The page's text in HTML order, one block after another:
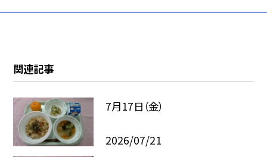
関連記事
7月17日（金）
2026/07/21